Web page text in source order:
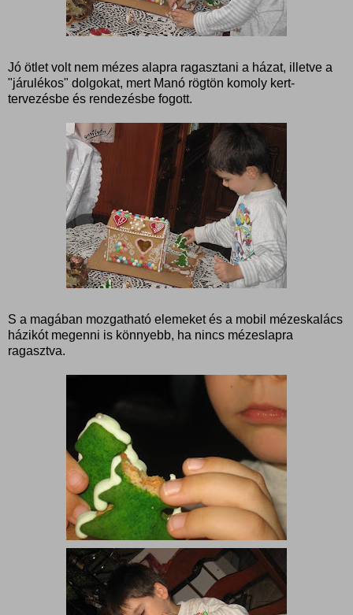
Jó ötlet volt nem mézes alapra ragasztani a házat, illetve a
"járulékos" dolgokat, mert Manó rögtön komoly kert-
tervezésbe és rendezésbe fogott.
S a magában mozgatható elemeket és a mobil mézeskalács
házikót megenni is könnyebb, ha nincs mézeslapra
ragasztva.